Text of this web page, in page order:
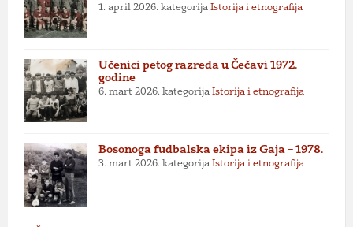
1. april 2026. kategorija Istorija i etnografija
Učenici petog razreda u Čečavi 1972.
godine
6. mart 2026. kategorija Istorija i etnografija
Bosonoga fudbalska ekipa iz Gaja – 1978.
3. mart 2026. kategorija Istorija i etnografija